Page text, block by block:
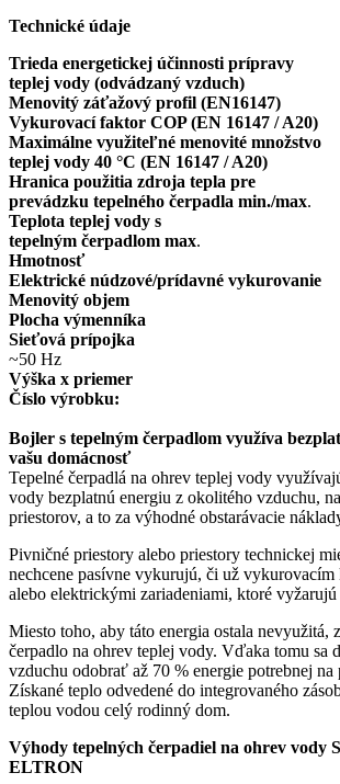
Technické údaje
Trieda energetickej účinnosti prípravy
teplej vody (odvádzaný vzduch)
Menovitý záťažový profil (EN16147)
Vykurovací faktor COP (EN 16147 / A20)
Maximálne využiteľné menovité množstvo
teplej vody 40 °C (EN 16147 / A20)
Hranica použitia zdroja tepla pre
prevádzku tepelného čerpadla min./max.
Teplota teplej vody s
tepelným čerpadlom max. 65
Hmotnosť123
Elektrické núdzové/prídavné vykurovanie
Menovitý objem 294
Plocha výmenníka 0,90
Sieťová prípojka 1/N/PE
~50 Hz
Výška x priemer
1903 x
Číslo výrobku:
Bojler s tepelným čerpadlom využíva
vašu domácnosť
Tepelné čerpadlá na ohrev teplej vody
vody bezplatnú energiu z okolitého vzduchu,
priestorov, a to za výhodné obstarávacie
Pivničné priestory alebo priestory technickej
nechcene pasívne vykurujú, či už vykurovacím
alebo elektrickými zariadeniami, ktoré
Miesto toho, aby táto energia ostala nevyužitá,
čerpadlo na ohrev teplej vody. Vďaka tomu sa
vzduchu odobrať až 70 % energie potrebnej
Získané teplo odvedené do integrovaného
teplou vodou celý rodinný dom.
Výhody tepelných čerpadiel na ohrev vody
ELTRON